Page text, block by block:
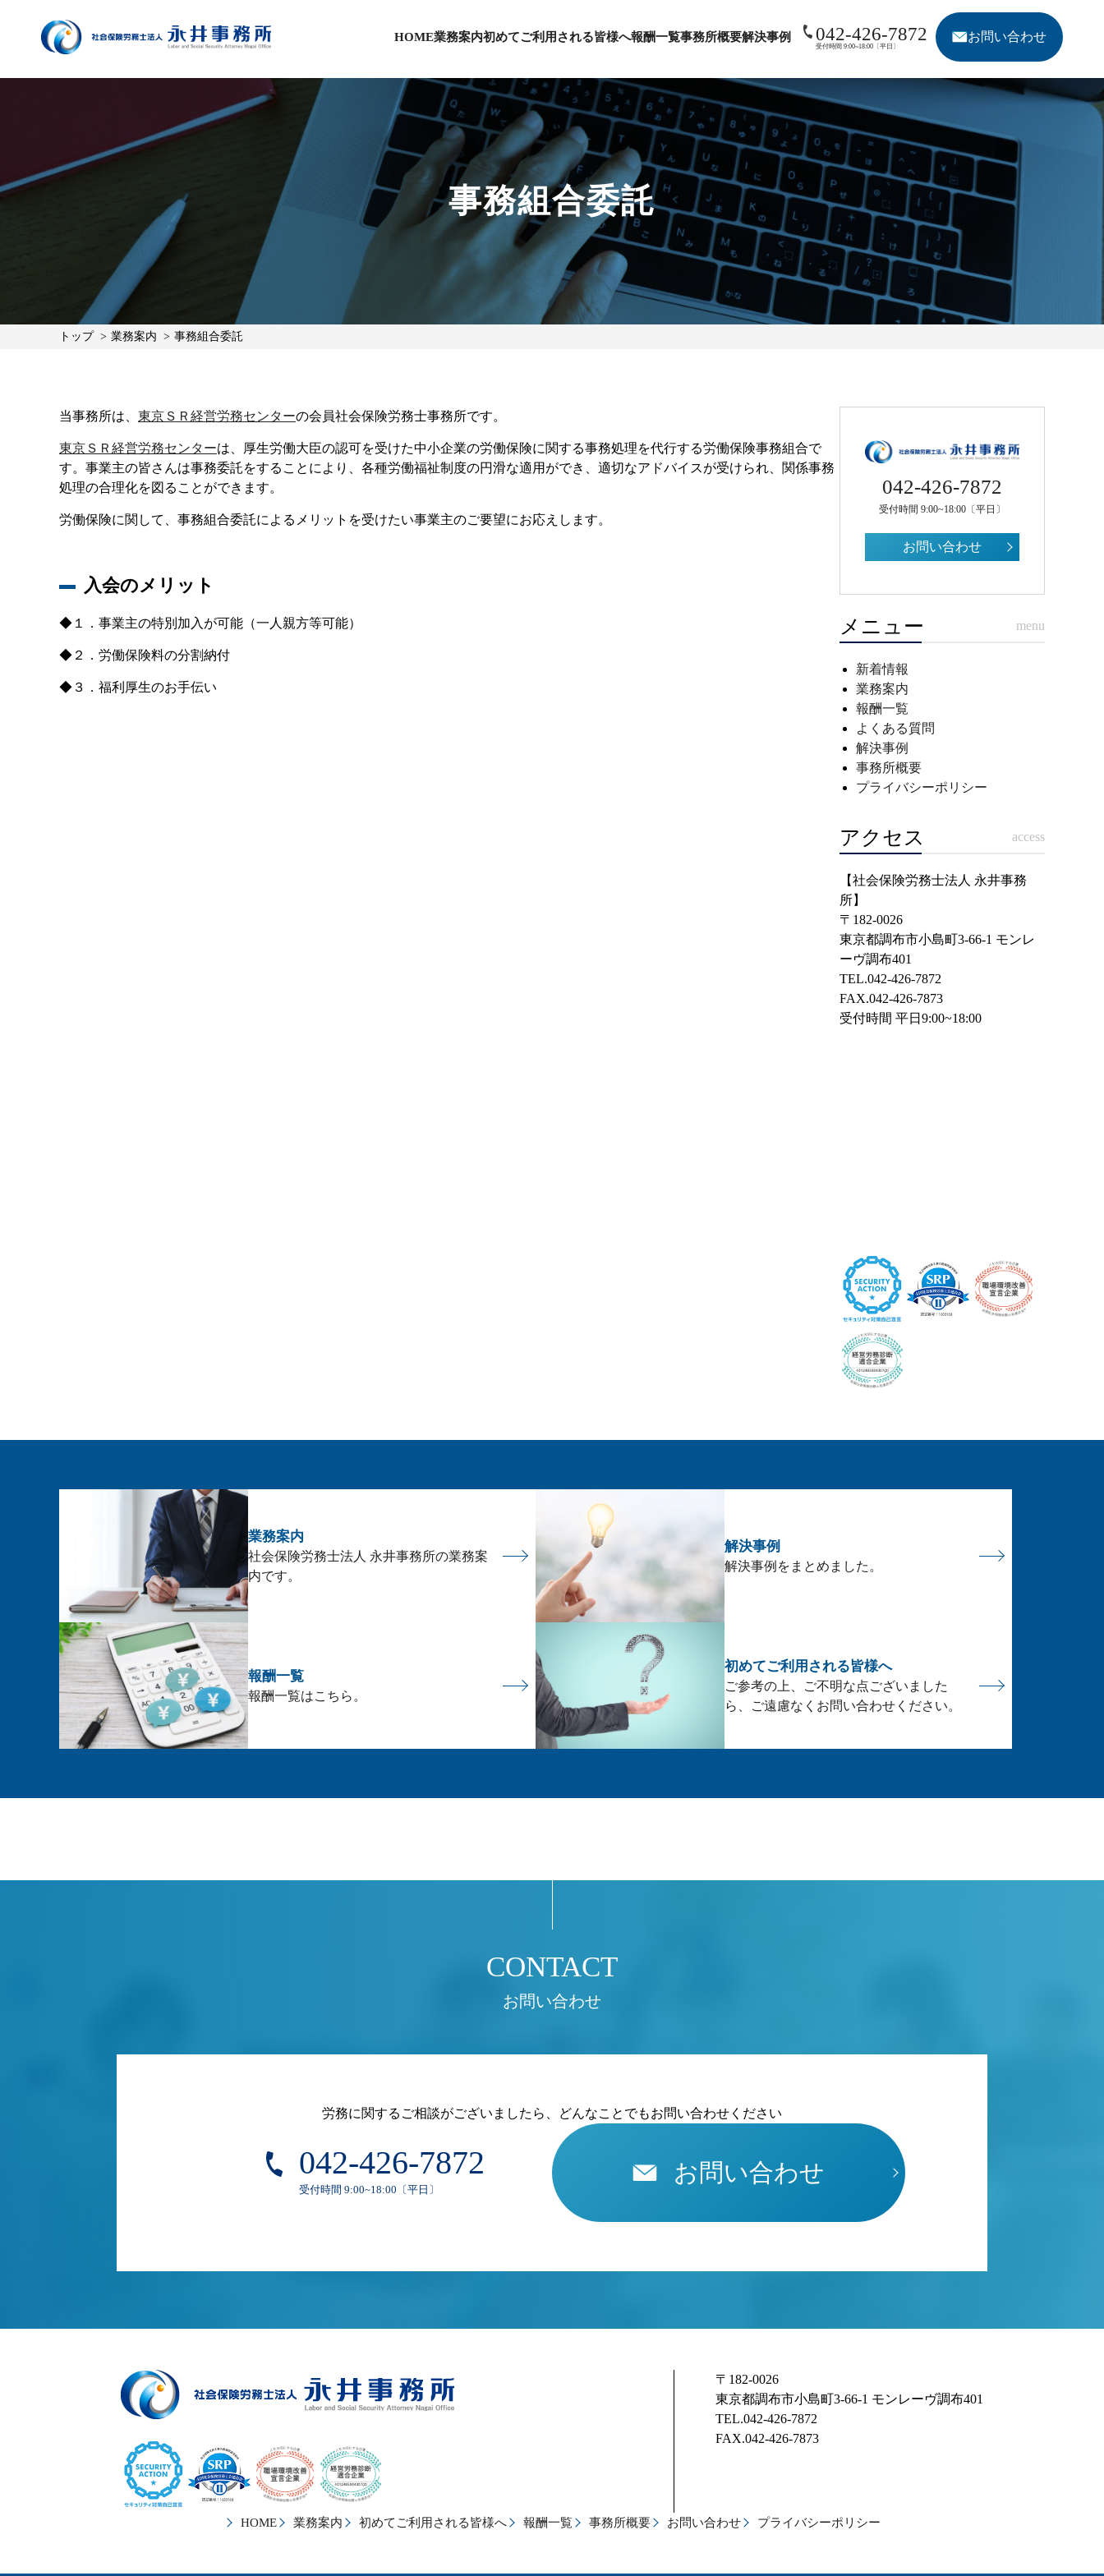
HOME業務案内初めてご利用される皆様へ報酬一覧事務所概要解決事例 042-426-7872
受付時間 9:00~18:00〔平日〕
お問い合わせ
事務組合委託
トップ 業務案内 事務組合委託
当事務所は、 東京ＳＲ経営労務センターの会員社会保険労務士事務所です。
東京ＳＲ経営労務センターは、厚生労働大臣の認可を受けた中小企業の労働保険に関する事務処理を代行する労働保険事務組合で
す。事業主の皆さんは事務委託をすることにより、各種労働福祉制度の円滑な適用ができ、適切なアドバイスが受けられ、関係事務
処理の合理化を図ることができます。
労働保険に関して、事務組合委託によるメリットを受けたい事業主のご要望にお応えします。
入会のメリット
◆１．事業主の特別加入が可能（一人親方等可能）
◆２．労働保険料の分割納付
◆３．福利厚生のお手伝い
042-426-7872
受付時間 9:00~18:00〔平日〕
お問い合わせ
メニュー menu
新着情報
業務案内
報酬一覧
よくある質問
解決事例
事務所概要
プライバシーポリシー
アクセス access
【社会保険労務士法人 永井事務
所】
〒182-0026
東京都調布市小島町3-66-1 モンレ
ーヴ調布401
TEL.042-426-7872
FAX.042-426-7873
受付時間 平日9:00~18:00
業務案内
社会保険労務士法人 永井事務所の業務案
内です。
解決事例
解決事例をまとめました。
報酬一覧
報酬一覧はこちら。
初めてご利用される皆様へ
ご参考の上、ご不明な点ございました
ら、ご遠慮なくお問い合わせください。
お問い合わせ
労務に関するご相談がございましたら、どんなことでもお問い合わせください
042-426-7872
受付時間 9:00~18:00〔平日〕
お問い合わせ
〒182-0026
東京都調布市小島町3-66-1 モンレーヴ調布401
TEL.042-426-7872
FAX.042-426-7873
HOME 業務案内 初めてご利用される皆様へ 報酬一覧 事務所概要 お問い合わせ プライバシーポリシー